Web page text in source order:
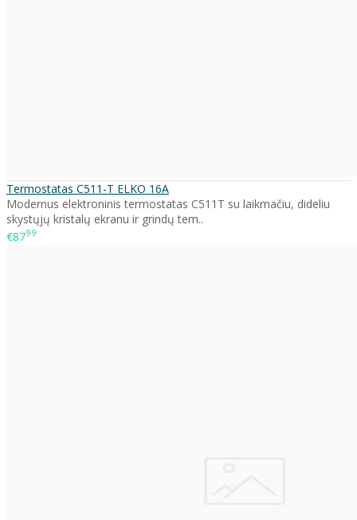
Termostatas C511-T ELKO 16A
Modernus elektroninis termostatas C511T su laikmačiu, dideliu
skystųjų kristalų ekranu ir grindų tem..
€8799